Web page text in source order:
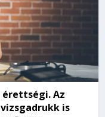
érettségi. Az
is